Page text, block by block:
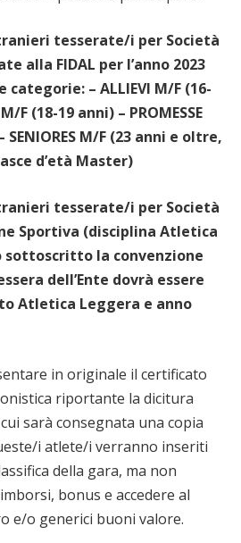
tesserate/i per Società
alla FIDAL per l’anno 2023
– ALLIEVI M/F (16-
F (18-19 anni) – PROMESSE
SENIORES M/F (23 anni e oltre,
d’età Master)
tesserate/i per Società
Sportiva (disciplina Atletica
sottoscritto la convenzione
dell’Ente dovrà essere
Atletica Leggera e anno
in originale il certificato
riportante la dicitura
sarà consegnata una copia
i atlete/i verranno inseriti
della gara, ma non
bonus e accedere al
e/o generici buoni valore.